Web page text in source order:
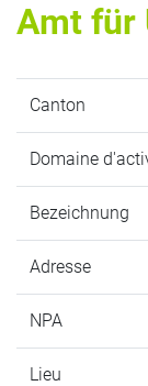
Amt für
Canton
Domaine
Bezeichnung
Adresse
NPA
Lieu